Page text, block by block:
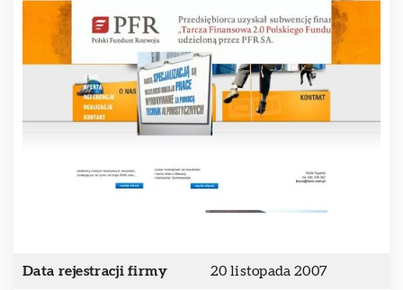
Data rejestracji firmy 20 listopada 2007